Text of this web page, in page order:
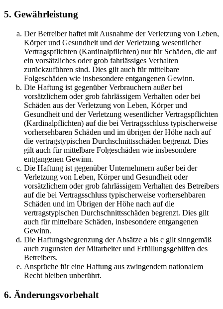
5. Gewährleistung
Der Betreiber haftet mit Ausnahme der Verletzung von Leben,
Körper und Gesundheit und der Verletzung wesentlicher
Vertragspflichten (Kardinalpflichten) nur für Schäden, die auf
ein vorsätzliches oder grob fahrlässiges Verhalten
zurückzuführen sind. Dies gilt auch für mittelbare
Folgeschäden wie insbesondere entgangenen Gewinn.
Die Haftung ist gegenüber Verbrauchern außer bei
vorsätzlichem oder grob fahrlässigem Verhalten oder bei
Schäden aus der Verletzung von Leben, Körper und
Gesundheit und der Verletzung wesentlicher Vertragspflichten
(Kardinalpflichten) auf die bei Vertragsschluss typischerweise
vorhersehbaren Schäden und im übrigen der Höhe nach auf
die vertragstypischen Durchschnittsschäden begrenzt. Dies
gilt auch für mittelbare Folgeschäden wie insbesondere
entgangenen Gewinn.
Die Haftung ist gegenüber Unternehmern außer bei der
Verletzung von Leben, Körper und Gesundheit oder
vorsätzlichem oder grob fahrlässigem Verhalten des Betreibers
auf die bei Vertragsschluss typischerweise vorhersehbaren
Schäden und im Übrigen der Höhe nach auf die
vertragstypischen Durchschnittsschäden begrenzt. Dies gilt
auch für mittelbare Schäden, insbesondere entgangenen
Gewinn.
Die Haftungsbegrenzung der Absätze a bis c gilt sinngemäß
auch zugunsten der Mitarbeiter und Erfüllungsgehilfen des
Betreibers.
Ansprüche für eine Haftung aus zwingendem nationalem
Recht bleiben unberührt.
6. Änderungsvorbehalt